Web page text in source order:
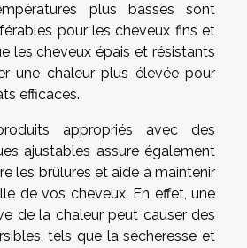
plus basses sont
pour les cheveux fins et
les cheveux épais et résistants
une chaleur plus élevée pour
efficaces.
appropriés avec des
ajustables assure également
les brûlures et aide à maintenir
de vos cheveux. En effet, une
de la chaleur peut causer des
tels que la sécheresse et